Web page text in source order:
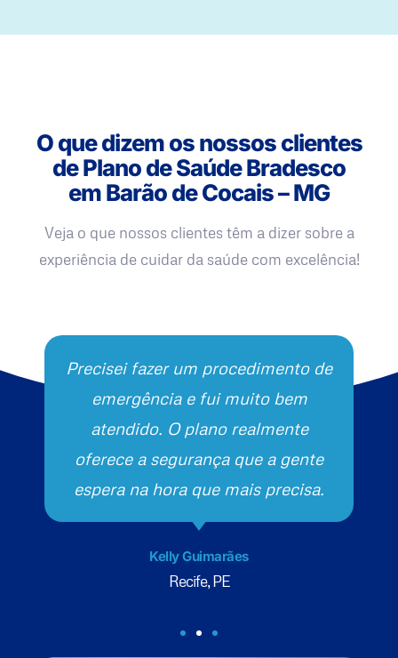
O que dizem os nossos clientes
de Plano de Saúde Bradesco
em Barão de Cocais – MG
Veja o que nossos clientes têm a dizer sobre a
experiência de cuidar da saúde com excelência!
Precisei fazer um procedimento de
emergência e fui muito bem
atendido. O plano realmente
oferece a segurança que a gente
espera na hora que mais precisa.
Kelly Guimarães
Recife, PE